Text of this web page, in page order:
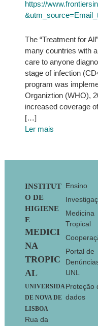
https://
The “Treatment for
many countries with
care to anyone
stage of infection
program was
Organiztion (WHO),
increased coverage
[…]
Ler mais
Footer
INSTITUT
O DE
HIGIENE
E
MEDICI
NA
TROPIC
AL
UNIVERSIDA
DE NOVA DE
LISBOA
Rua da
Ensino
Medicina
Tropical
Portal de
UNL
Proteção
dados